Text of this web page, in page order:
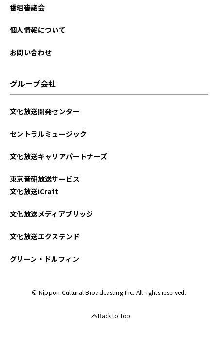
番組審議会
個人情報について
お問い合わせ
グループ会社
文化放送開発センター
セントラルミュージック
文化放送キャリアパートナーズ
東京音研放送サービス
文化放送iCraft
文化放送メディアブリッジ
文化放送エクステンド
グリーン・ドルフィン
© Nippon Cultural Broadcasting Inc. All rights reserved.
Back to Top